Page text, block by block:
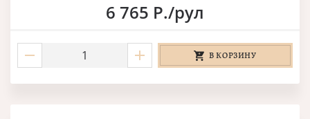
6 765 Р./рул
В КОРЗИНУ